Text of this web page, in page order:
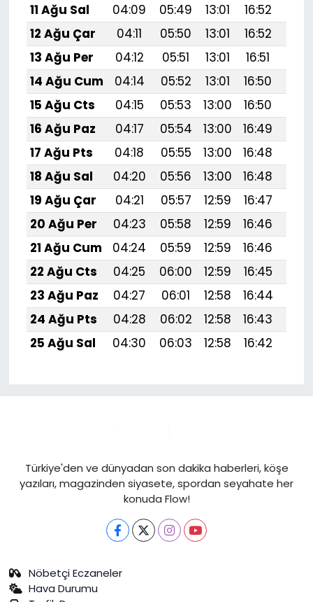
11 Ağu Sal
04:09 05:49 13:01 16:52
12 Ağu Çar
04:11 05:50 13:01 16:52
13 Ağu Per
04:12 05:51 13:01 16:51
14 Ağu Cum
04:14 05:52 13:01 16:50
15 Ağu Cts
04:15 05:53 13:00 16:50
16 Ağu Paz
04:17 05:54 13:00 16:49
17 Ağu Pts
04:18 05:55 13:00 16:48
18 Ağu Sal
04:20 05:56 13:00 16:48
19 Ağu Çar
04:21 05:57 12:59 16:47
20 Ağu Per
04:23 05:58 12:59 16:46
21 Ağu Cum
04:24 05:59 12:59 16:46
22 Ağu Cts
04:25 06:00 12:59 16:45
23 Ağu Paz
04:27 06:01 12:58 16:44
24 Ağu Pts
04:28 06:02 12:58 16:43
25 Ağu Sal
04:30 06:03 12:58 16:42
Türkiye'den ve dünyadan son dakika haberleri, köşe
yazıları, magazinden siyasete, spordan seyahate her
konuda Flow!
Nöbetçi Eczaneler
Hava Durumu